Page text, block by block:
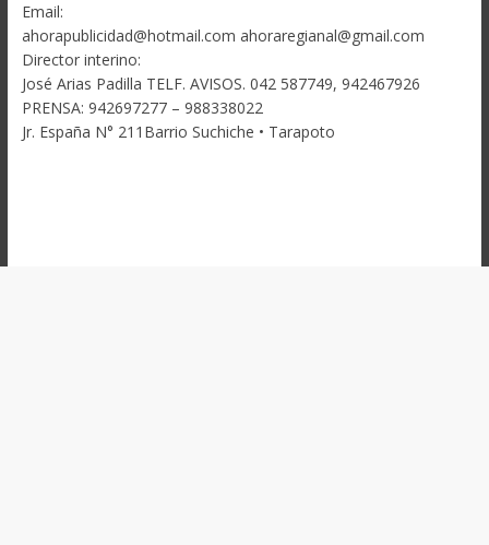
Email:
ahorapublicidad@hotmail.com ahoraregianal@gmail.com
Director interino:
José Arias Padilla TELF. AVISOS. 042 587749, 942467926
PRENSA: 942697277 – 988338022
Jr. España N° 211Barrio Suchiche • Tarapoto